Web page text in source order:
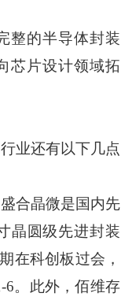
的半导体封装
芯片设计领域拓
业还有以下几点
合晶微是国内先
晶圆级先进封装
在科创板过会，
6。此外，佰维存